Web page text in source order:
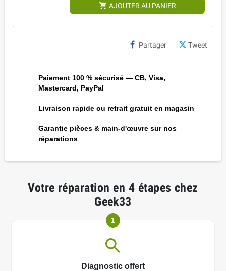
shopping_cart AJOUTER AU PANIER
Partager Tweet
Paiement 100 % sécurisé — CB, Visa,
Mastercard, PayPal
Livraison rapide ou retrait gratuit en magasin
Garantie pièces & main-d'œuvre sur nos
réparations
Votre réparation en 4 étapes chez
Geek33
1
Diagnostic offert